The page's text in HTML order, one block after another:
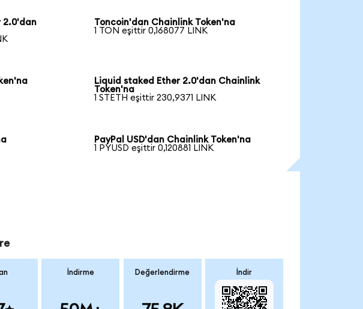
2.0'dan
Toncoin'dan Chainlink Token'na
1 TON eşittir 0,168077 LINK
Liquid staked Ether 2.0'dan Chainlink
Token'na
1 STETH eşittir 230,9371 LINK
PayPal USD'dan Chainlink Token'na
1 PYUSD eşittir 0,120881 LINK
İndirme Değerlendirme İndir